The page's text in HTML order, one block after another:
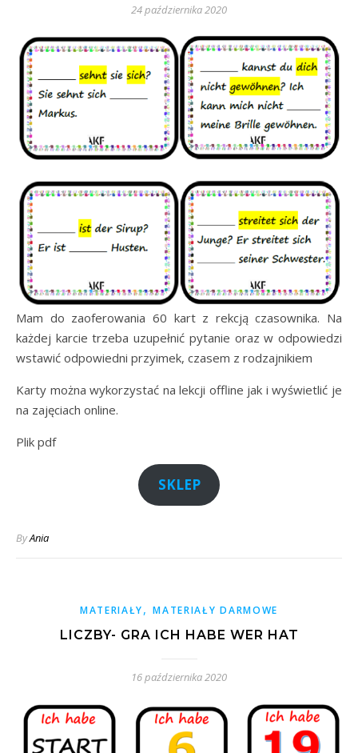
24 października 2020
Mam do zaoferowania 60 kart z rekcją czasownika. Na
każdej karcie trzeba uzupełnić pytanie oraz w odpowiedzi
wstawić odpowiedni przyimek, czasem z rodzajnikiem
Karty można wykorzystać na lekcji offline jak i wyświetlić je
na zajęciach online.
Plik pdf
SKLEP
ByAnia
MATERIAŁY,MATERIAŁY DARMOWE
LICZBY- GRA ICH HABE WER HAT
16 października 2020